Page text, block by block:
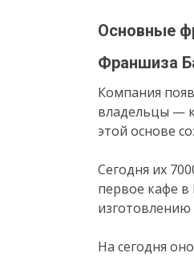
Основные
Франшиза
Компания
владельцы —
этой основе
Сегодня их
первое кафе в
На сегодня